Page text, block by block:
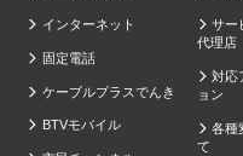
インターネット
固定電話
ケーブルプラスでんき
BTVモバイル
サー
代理店
対応
ョン
各種
て